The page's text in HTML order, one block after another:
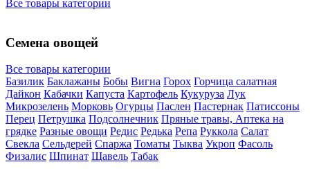
Все товары категории
Семена овощей
Все товары категории
Базилик Баклажаны Бобы Вигна Горох Горчица салатная
Дайкон Кабачки Капуста Картофель Кукуруза Лук
Микрозелень Морковь Огурцы Паслен Пастернак Патиссоны
Перец Петрушка Подсолнечник Пряные травы, Аптека на
грядке Разные овощи Редис Редька Репа Руккола Салат
Свекла Сельдерей Спаржа Томаты Тыква Укроп Фасоль
Физалис Шпинат Щавель Табак